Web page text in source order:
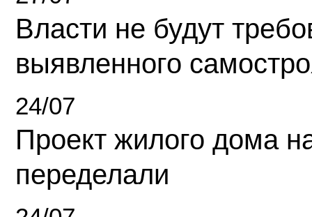
Власти не будут
выявленного
24/07
Проект жилого дома
переделали